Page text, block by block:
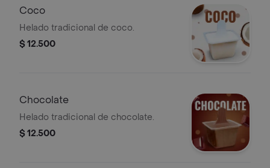
Coco
Helado tradicional de coco.
$ 12.500
Chocolate
Helado tradicional de chocolate.
$ 12.500